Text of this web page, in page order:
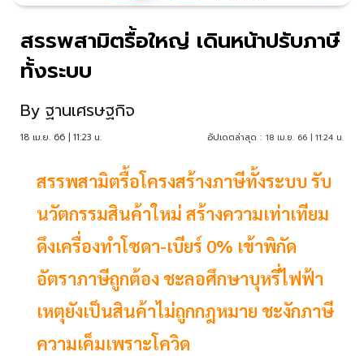
สรรพสามิตรื้อใหญ่ เดินหน้าปรับภาษี
ทั้งระบบ
By ฐานเศรษฐกิจ
18 เม.ย. 66 | 11:23 น. อัปเดตล่าสุด : 18 เม.ย. 66 | 11:24 น.
สรรพสามิตรื้อโครงสร้างภาษีทั้งระบบ รับ
นวัตกรรมสินค้าใหม่ สร้างความเท่าเทียม
ดึงเครื่องทำโซดา-เบียร์ 0% เข้าพิกัด
อัตราภาษีถูกต้อง ชะลอศึกษาบุหรี่ไฟฟ้า
เหตุยังเป็นสินค้าไม่ถูกกฎหมาย ชะงักภาษี
ความเค็มเพราะโควิด